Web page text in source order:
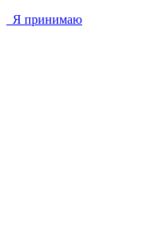
Я принимаю